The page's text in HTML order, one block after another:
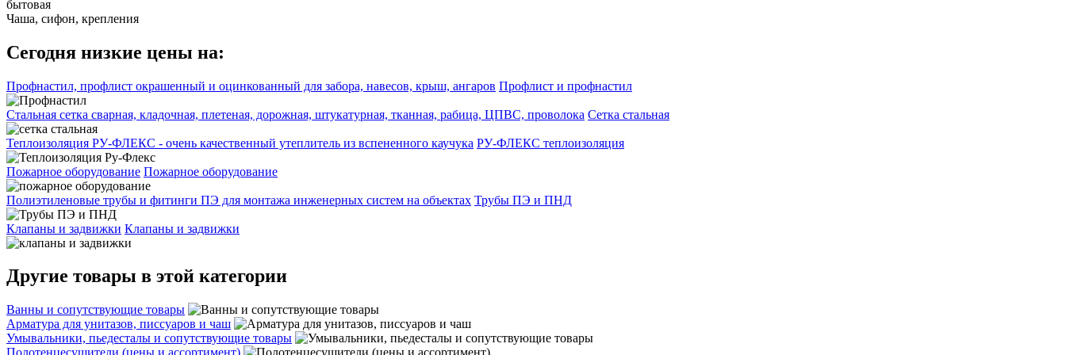
бытовая
Чаша, сифон, крепления
Сегодня низкие цены на:
Профнастил, профлист окрашенный и оцинкованный для забора, навесов, крыш, ангаров Профлист и профнастил
Стальная сетка сварная, кладочная, плетеная, дорожная, штукатурная, тканная, рабица, ЦПВС, проволока Сетка стальная
Теплоизоляция РУ-ФЛЕКС - очень качественный утеплитель из вспененного каучука РУ-ФЛЕКС теплоизоляция
Пожарное оборудование Пожарное оборудование
Полиэтиленовые трубы и фитинги ПЭ для монтажа инженерных систем на объектах Трубы ПЭ и ПНД
Клапаны и задвижки Клапаны и задвижки
Другие товары в этой категории
Ванны и сопутствующие товары
Арматура для унитазов, писсуаров и чаш
Умывальники, пьедесталы и сопутствующие товары